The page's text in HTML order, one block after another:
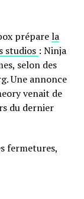
préparela
studios : Ninja
selon des
Une annonce
venait de
du dernier
fermetures,